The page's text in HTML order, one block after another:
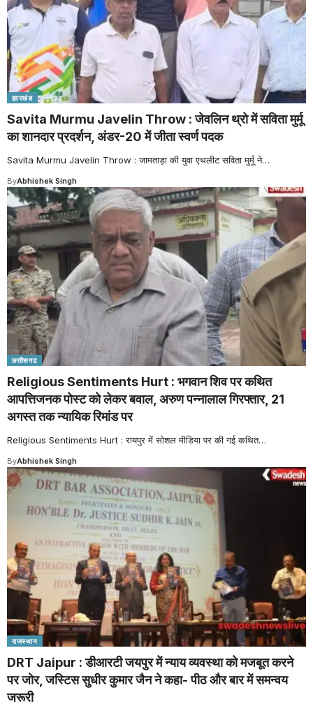
झारखंड
Savita Murmu Javelin Throw : जेवलिन थ्रो में सविता मुर्मू
का शानदार प्रदर्शन, अंडर-20 में जीता स्वर्ण पदक
Savita Murmu Javelin Throw : जामताड़ा की युवा एथलीट सविता मुर्मू ने…
ByAbhishek Singh
छत्तीसगढ
Religious Sentiments Hurt : भगवान शिव पर कथित
आपत्तिजनक पोस्ट को लेकर बवाल, अरुण पन्नालाल गिरफ्तार, 21
अगस्त तक न्यायिक रिमांड पर
Religious Sentiments Hurt : रायपुर में सोशल मीडिया पर की गई कथित…
ByAbhishek Singh
राजस्थान
DRT Jaipur : डीआरटी जयपुर में न्याय व्यवस्था को मजबूत करने
पर जोर, जस्टिस सुधीर कुमार जैन ने कहा- पीठ और बार में समन्वय
जरूरी